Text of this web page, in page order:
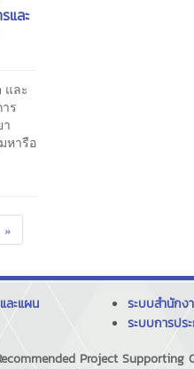
และ
และ
ร
หารือ
»
ละแผน
ระบบสำนักง
ระบบการป
Project Supporting